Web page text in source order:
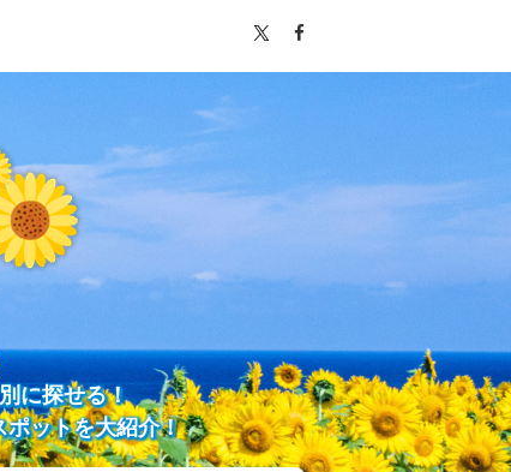
に探せる！
ットを大紹介！